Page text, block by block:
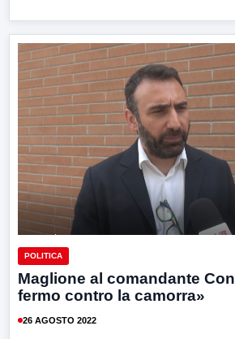
POLITICA
Maglione al comandante
fermo contro la camorra»
26 AGOSTO 2022